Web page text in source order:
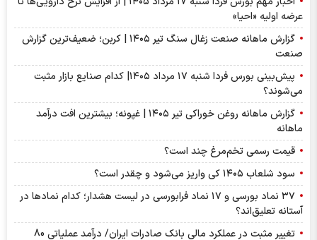
عرضه اولیه «احیا»
گزارش ماهانه صنعت زغال سنگ تیر ۱۴۰۵ | کربن؛ ضعیف‌ترین گزارش
صنعت
پیش‌بینی بورس فردا شنبه ۱۷ مرداد ۱۴۰۵| کدام صنایع بازار مثبت
می‌شوند؟
گزارش ماهانه روغن خوراکی تیر ۱۴۰۵ | غپونه؛ بیشترین افت درآمد
ماهانه
قیمت رسمی تخم‌مرغ چند است؟
سود شلعاب ۱۴۰۵ کی واریز می‌شود و چقدر است؟
۳۷ نماد بورسی و ۱۷ نماد فرابورسی در لیست هشدار؛ کدام نماد‌ها در
آستانه تعلیق‌اند؟
تغییر مثبت در عملکرد مالی بانک صادرات ایران/ درآمد عملیاتی 80